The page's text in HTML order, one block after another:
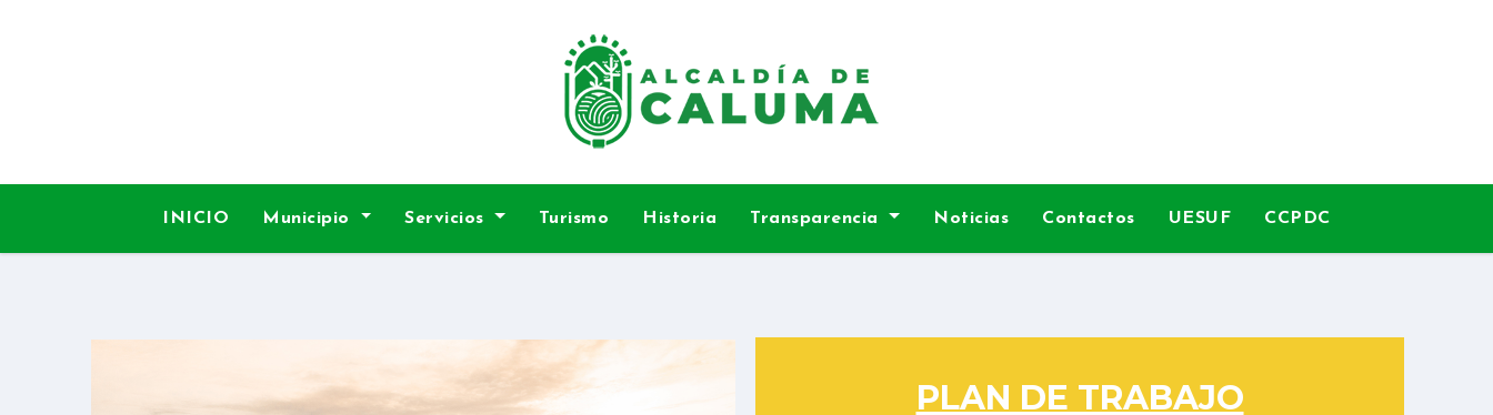
INICIO Municipio Servicios Turismo Historia Transparencia Noticias Contactos UESUF CCPDC
PLAN DE TRABAJO